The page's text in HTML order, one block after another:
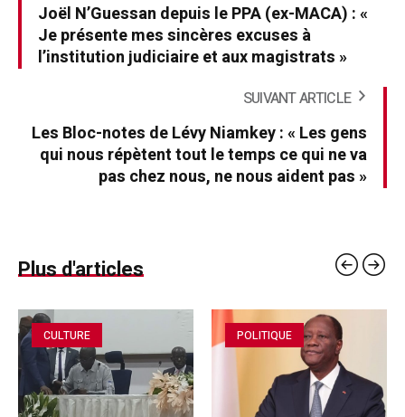
Joël N’Guessan depuis le PPA (ex-MACA) : «
Je présente mes sincères excuses à
l’institution judiciaire et aux magistrats »
SUIVANT ARTICLE
Les Bloc-notes de Lévy Niamkey : « Les gens
qui nous répètent tout le temps ce qui ne va
pas chez nous, ne nous aident pas »
Plus d'articles
CULTURE POLITIQUE